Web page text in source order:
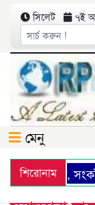
সিলেট ৭ই
মেনু
শিরোনাম
সম্ভাবনা, সংকট